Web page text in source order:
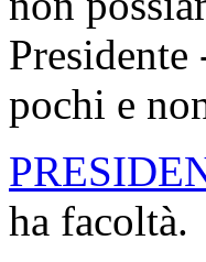
pochi e
ha facoltà.